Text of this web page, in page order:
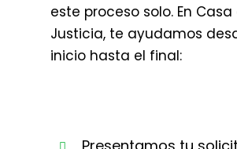
este proceso solo. En
Justicia, te ayudamos
inicio hasta el final:
Presentamos tu